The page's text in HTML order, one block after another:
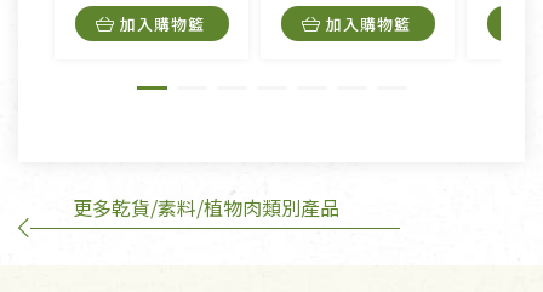
內衣褲、襪子、口罩個人衛生用品除商品本身有瑕疵
外,依據《通訊交易解除權合理例外情事適用準
訂購手抄稿退貨需知：
加入購物籃 加入購物籃
更多乾貨/素料/植物肉類別產品